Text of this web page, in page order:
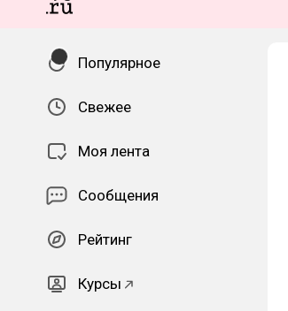
Популярное
Свежее
Моя лента
Сообщения
Рейтинг
Курсы